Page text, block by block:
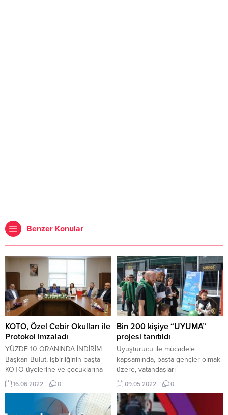
Benzer Konular
KOTO, Özel Cebir Okulları ile
Protokol Imzaladı
YÜZDE 10 ORANINDA İNDİRİM
Başkan Bulut, işbirliğinin başta
KOTO üyelerine ve çocuklarına
hayırlı olmasını dilerken, İzmit
Kampüs Müdürü Veysel Öztekin,
Özel Cebir Okulları ile ilgili
kapsamlı bilgiler verdi. Kocaeli
16.06.2022 0
Bin 200 kişiye “UYUMA”
projesi tanıtıldı
Uyuşturucu ile mücadele
kapsamında, başta gençler olmak
üzere, vatandaşları
bilinçlendirmek amacıyla, Emniyet
Genel Müdürlüğü’nün tamamen
yerli ve milli bir yazılımla
gerçekleştirdiği, Google Play
09.05.2022 0